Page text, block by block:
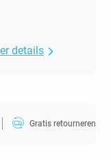
details
Gratis retourneren